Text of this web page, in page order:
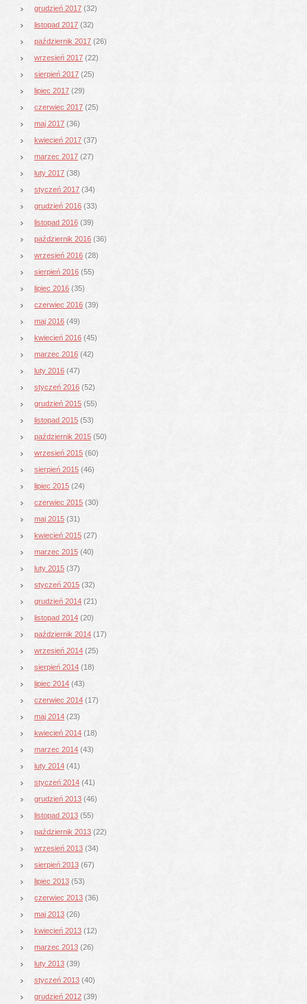
grudzień 2017 (32)
listopad 2017 (32)
październik 2017 (26)
wrzesień 2017 (22)
sierpień 2017 (25)
lipiec 2017 (29)
czerwiec 2017 (25)
maj 2017 (36)
kwiecień 2017 (37)
marzec 2017 (27)
luty 2017 (38)
styczeń 2017 (34)
grudzień 2016 (33)
listopad 2016 (39)
październik 2016 (36)
wrzesień 2016 (28)
sierpień 2016 (55)
lipiec 2016 (35)
czerwiec 2016 (39)
maj 2016 (49)
kwiecień 2016 (45)
marzec 2016 (42)
luty 2016 (47)
styczeń 2016 (52)
grudzień 2015 (55)
listopad 2015 (53)
październik 2015 (50)
wrzesień 2015 (60)
sierpień 2015 (46)
lipiec 2015 (24)
czerwiec 2015 (30)
maj 2015 (31)
kwiecień 2015 (27)
marzec 2015 (40)
luty 2015 (37)
styczeń 2015 (32)
grudzień 2014 (21)
listopad 2014 (20)
październik 2014 (17)
wrzesień 2014 (25)
sierpień 2014 (18)
lipiec 2014 (43)
czerwiec 2014 (17)
maj 2014 (23)
kwiecień 2014 (18)
marzec 2014 (43)
luty 2014 (41)
styczeń 2014 (41)
grudzień 2013 (46)
listopad 2013 (55)
październik 2013 (22)
wrzesień 2013 (34)
sierpień 2013 (67)
lipiec 2013 (53)
czerwiec 2013 (36)
maj 2013 (26)
kwiecień 2013 (12)
marzec 2013 (26)
luty 2013 (39)
styczeń 2013 (40)
grudzień 2012 (39)